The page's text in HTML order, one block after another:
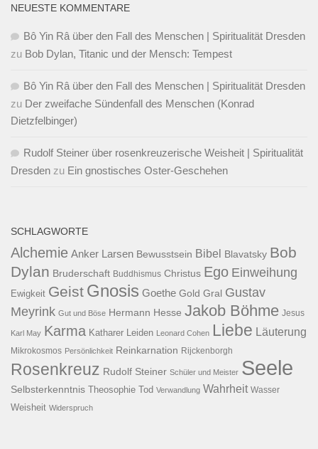
NEUESTE KOMMENTARE
Bô Yin Râ über den Fall des Menschen | Spiritualität Dresden
zu Bob Dylan, Titanic und der Mensch: Tempest
Bô Yin Râ über den Fall des Menschen | Spiritualität Dresden
zu Der zweifache Sündenfall des Menschen (Konrad
Dietzfelbinger)
Rudolf Steiner über rosenkreuzerische Weisheit | Spiritualität
Dresden zu Ein gnostisches Oster-Geschehen
SCHLAGWORTE
Alchemie Anker Larsen Bewusstsein Bibel Blavatsky Bob
Dylan Bruderschaft Buddhismus Christus Ego Einweihung
Ewigkeit Geist Gnosis Goethe Gold Gral Gustav
Meyrink Gut und Böse Hermann Hesse Jakob Böhme Jesus
Karl May Karma Katharer Leiden Leonard Cohen Liebe Läuterung
Mikrokosmos Persönlichkeit Reinkarnation Rijckenborgh
Rosenkreuz Rudolf Steiner Schüler und Meister Seele
Selbsterkenntnis Theosophie Tod Verwandlung Wahrheit Wasser
Weisheit Widerspruch